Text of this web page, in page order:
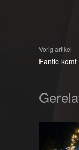
Vorig artikel
Fantic